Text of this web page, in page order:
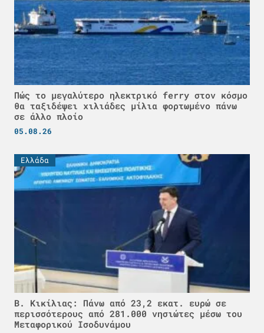
Πώς το μεγαλύτερο ηλεκτρικό ferry στον κόσμο
θα ταξιδέψει χιλιάδες μίλια φορτωμένο πάνω
σε άλλο πλοίο
05.08.26
Ελλάδα
Β. Κικίλιας: Πάνω από 23,2 εκατ. ευρώ σε
περισσότερους από 281.000 νησιώτες μέσω του
Μεταφορικού Ισοδυνάμου